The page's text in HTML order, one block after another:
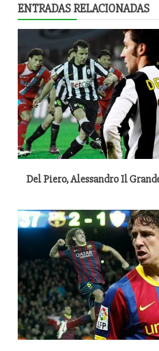
ENTRADAS RELACIONADAS
Del Piero, Alessandro Il